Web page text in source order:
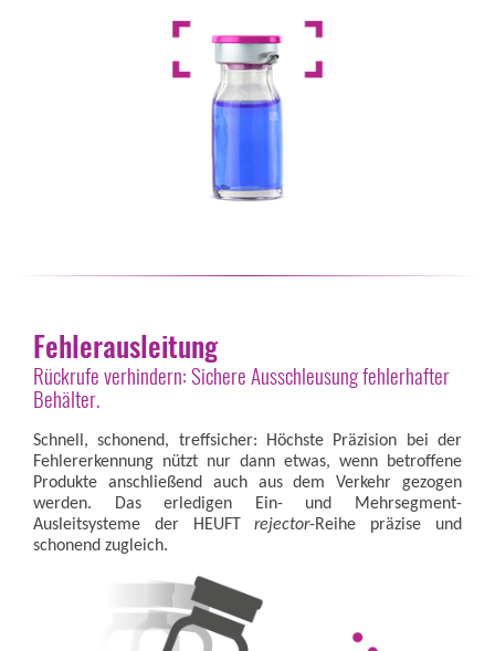
Fehlerausleitung
Rückrufe verhindern: Sichere Ausschleusung fehlerhafter
Behälter.
Schnell, schonend, treffsicher: Höchste Präzision bei der
Fehlererkennung nützt nur dann etwas, wenn betroffene
Produkte anschließend auch aus dem Verkehr gezogen
werden. Das erledigen Ein- und Mehrsegment-
Ausleitsysteme der HEUFTrejector-Reihe präzise und
schonend zugleich.